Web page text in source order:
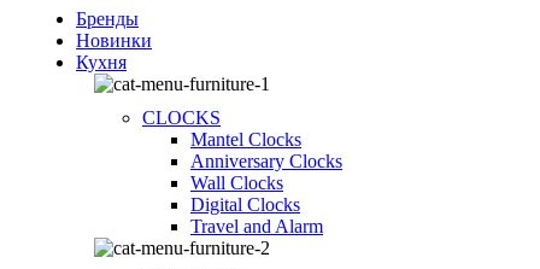
Бренды
Новинки
Кухня
CLOCKS
Mantel Clocks
Anniversary Clocks
Wall Clocks
Digital Clocks
Travel and Alarm